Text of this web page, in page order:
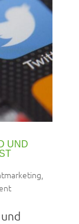
UND
,